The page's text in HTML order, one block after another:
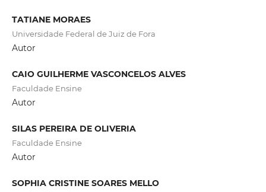
TATIANE MORAES
Universidade Federal de Juiz de Fora
Autor
CAIO GUILHERME VASCONCELOS ALVES
Faculdade Ensine
Autor
SILAS PEREIRA DE OLIVERIA
Faculdade Ensine
Autor
SOPHIA CRISTINE SOARES MELLO